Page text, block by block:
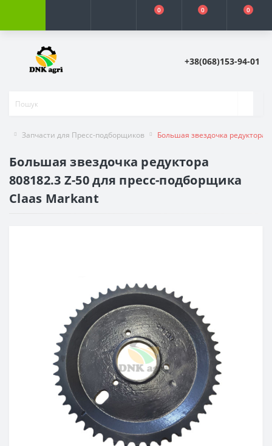
0 0 0
+38(068)153-94-01
Запчасти для Пресс-подборщиков Большая звездочка редуктора
Большая звездочка редуктора
808182.3 Z-50 для пресс-подборщика
Claas Markant